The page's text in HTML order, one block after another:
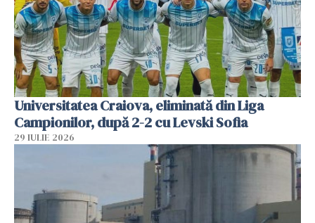
Universitatea Craiova, eliminată din Liga
Campionilor, după 2-2 cu Levski Sofia
29 IULIE 2026